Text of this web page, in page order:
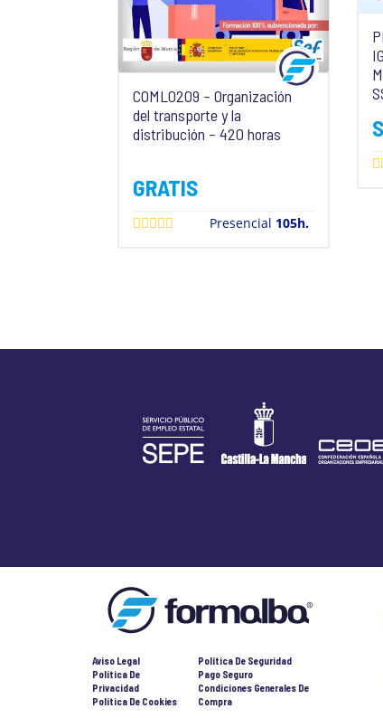
COML0209 – Organización
del transporte y la
distribución – 420 horas
GRATIS
Presencial 105h.
Aviso Legal
Política De
Privacidad
Política De Cookies
Política De Seguridad
Pago Seguro
Condiciones Generales De
Compra